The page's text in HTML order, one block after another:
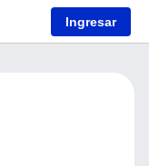
Ingresar